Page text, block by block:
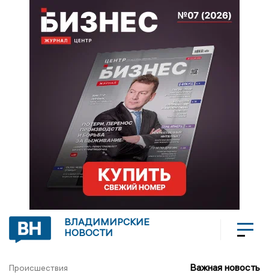
ВЛАДИМИРСКИЕ
НОВОСТИ
Происшествия Важная новость